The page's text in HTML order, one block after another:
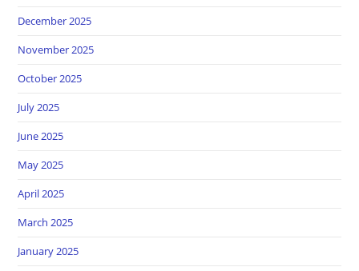
December 2025
November 2025
October 2025
July 2025
June 2025
May 2025
April 2025
March 2025
January 2025